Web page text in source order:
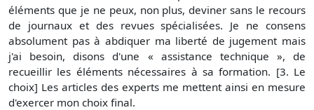
éléments que je ne peux, non plus, deviner sans le recours
de journaux et des revues spécialisées. Je ne consens
absolument pas à abdiquer ma liberté de jugement mais
j'ai besoin, disons d'une « assistance technique », de
recueillir les éléments nécessaires à sa formation. [3. Le
choix] Les articles des experts me mettent ainsi en mesure
d'exercer mon choix final.